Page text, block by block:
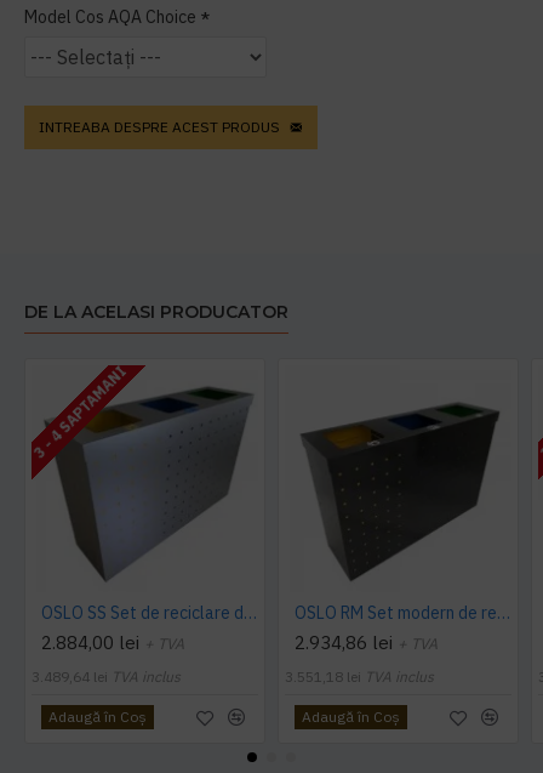
Model Cos AQA Choice
INTREABA DESPRE ACEST PRODUS
DE LA ACELASI PRODUCATOR
3 - 4 SAPTAMANI
OSLO SS Set de reciclare din otel inoxidabil cu mai multe compartimente
2.884,00 lei + TVA
3.489,64 lei TVA inclus
Adaugă în Coş
OSLO RM Set modern de reciclare cu 3x60L compartimente, 84 x 28 x 73 cm
2.934,86 lei + TVA
3.551,18 lei TVA inclus
Adaugă în Coş